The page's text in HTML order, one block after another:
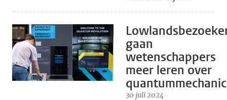
gaan
wetenschappers
meer leren over
30 juli 2024